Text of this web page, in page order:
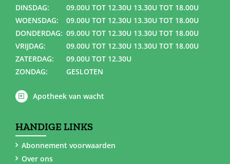
DINSDAG:
09.00U TOT 12.30U 13.30U TOT 18.00U
WOENSDAG:
09.00U TOT 12.30U 13.30U TOT 18.00U
DONDERDAG: 09.00U TOT 12.30U 13.30U TOT 18.00U
VRIJDAG:
09.00U TOT 12.30U 13.30U TOT 18.00U
ZATERDAG:
09.00U TOT 12.30U
ZONDAG:
GESLOTEN
Apotheek van wacht
HANDIGE LINKS
Abonnement voorwaarden
Over ons